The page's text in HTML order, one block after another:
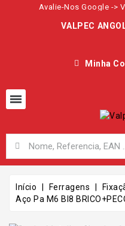
Avalie-Nos Google ->
VALPEC
Minha
Início Ferragens
Aço Pa M6 Bl8